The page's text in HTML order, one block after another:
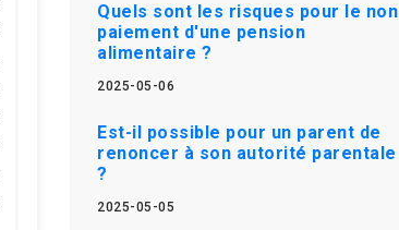
Quels sont les risques pour le non
paiement d'une pension
alimentaire ?
2025-05-06
Est-il possible pour un parent de
renoncer à son autorité parentale
?
2025-05-05